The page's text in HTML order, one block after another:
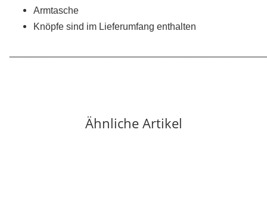
Armtasche
Knöpfe sind im Lieferumfang enthalten
Ähnliche Artikel